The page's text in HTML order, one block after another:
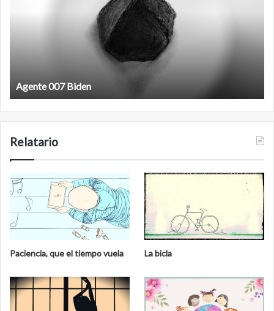
Film antineoliberal
Relatario
Paciencia, que el tiempo vuela La bicla